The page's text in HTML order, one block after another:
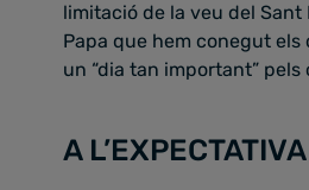
limitació de la veu del Sant
Papa que hem conegut
un “dia tan important”
A L’EXPECTATIVA